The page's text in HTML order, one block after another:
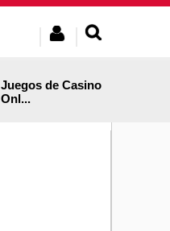
Juegos de Casino
Onl...